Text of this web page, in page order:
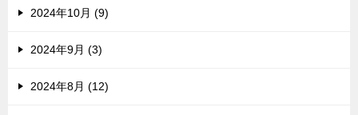
2024年10月 (9)
2024年9月 (3)
2024年8月 (12)